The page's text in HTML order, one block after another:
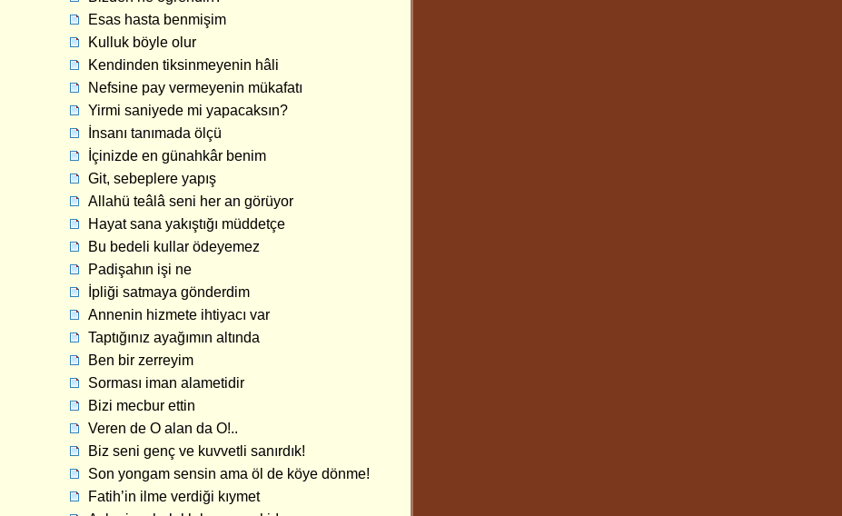
Esas hasta benmişim
Kulluk böyle olur
Kendinden tiksinmeyenin hâli
Nefsine pay vermeyenin mükafatı
Yirmi saniyede mi yapacaksın?
İnsanı tanımada ölçü
İçinizde en günahkâr benim
Git, sebeplere yapış
Allahü teâlâ seni her an görüyor
Hayat sana yakıştığı müddetçe
Bu bedeli kullar ödeyemez
Padişahın işi ne
İpliği satmaya gönderdim
Annenin hizmete ihtiyacı var
Taptığınız ayağımın altında
Ben bir zerreyim
Sorması iman alametidir
Bizi mecbur ettin
Veren de O alan da O!..
Biz seni genç ve kuvvetli sanırdık!
Son yongam sensin ama öl de köye dönme!
Fatih’in ilme verdiği kıymet